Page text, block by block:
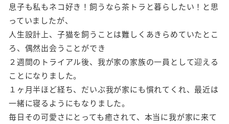
息子も私もネコ好き！飼うなら茶トラと暮らしたい！と思
っていましたが、
人生設計上、子猫を飼うことは難しくあきらめていたとこ
ろ、偶然出会うことができ
２週間のトライアル後、我が家の家族の一員として迎える
ことになりました。
１ヶ月半ほど経ち、だいぶ我が家にも慣れてくれ、最近は
一緒に寝るようにもなりました。
毎日その可愛さにとっても癒されて、本当に我が家に来て